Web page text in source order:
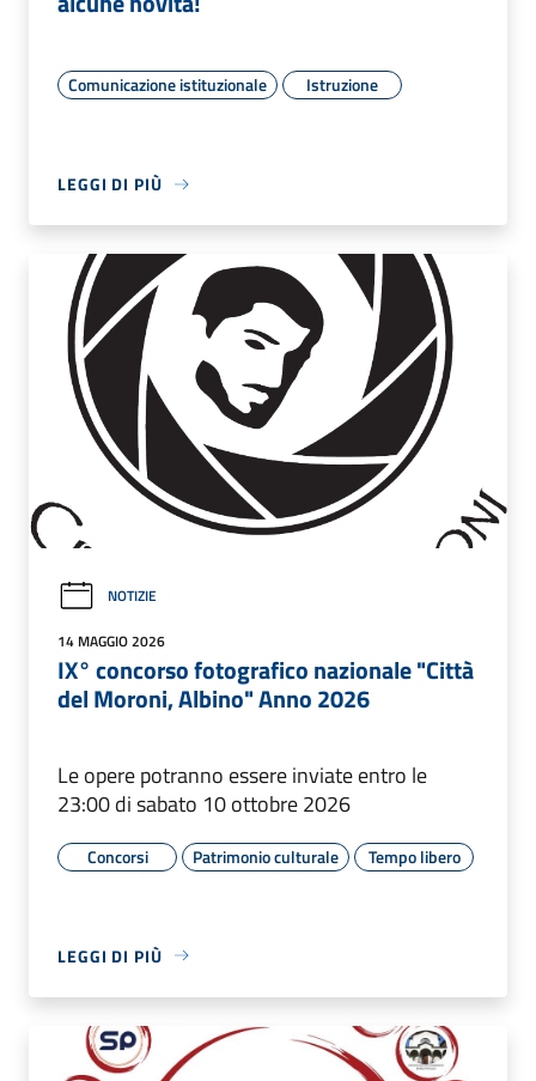
Comunicazione istituzionale Istruzione
LEGGI DI PIÙ
NOTIZIE
14 MAGGIO 2026
IX° concorso fotografico nazionale "Città
del Moroni, Albino" Anno 2026
Le opere potranno essere inviate entro le
23:00 di sabato 10 ottobre 2026
Concorsi Patrimonio culturale Tempo libero
LEGGI DI PIÙ